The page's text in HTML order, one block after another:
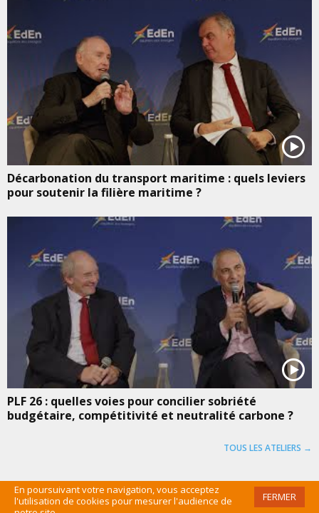
En poursuivant votre navigation, vous acceptez
l'utilisation de cookies pour mesurer l'audience de
FERMER
Décarbonation du transport maritime : quels leviers
pour soutenir la filière maritime ?
PLF 26 : quelles voies pour concilier sobriété
budgétaire, compétitivité et neutralité carbone ?
TOUS LES ATELIERS →
©EDEN 2016 /MENTIONS LÉGALES/CGU/PLAN DU SITE /ADMIN